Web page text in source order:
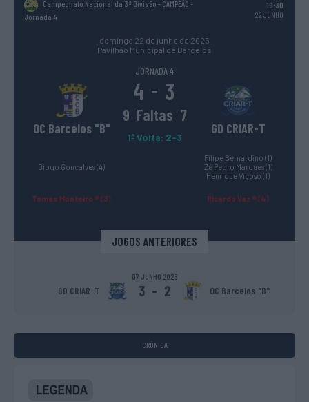
Campeonato Nacional da 3ª Divisão - CAMPEÃO -
Jornada 4
19:30
22 JUNHO
domingo 22 de junho de 2025
Pavilhão Municipal de Barcelos
JORNADA 4
OC Barcelos "B"
4 - 3
9 Faltas 7
1ª Volta: 2-3
GD CRIAR-T
Diogo Gonçalves (4)
Filipe Bernardino (1)
Zé Pedro Marques (1)
Henrique Viçoso (1)
Tomás Monteiro ® (3) Ricardo Vaz ® (4)
JOGOS ANTERIORES
07 JUNHO 2025
GD CRIAR-T 3 - 2 OC Barcelos "B"
CRÓNICA